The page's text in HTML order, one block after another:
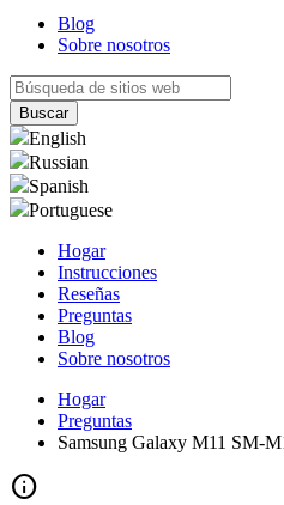
Blog
Sobre nosotros
English
Russian
Spanish
Portuguese
Hogar
Instrucciones
Reseñas
Preguntas
Blog
Sobre nosotros
Hogar
Preguntas
Samsung Galaxy M11 SM-
info